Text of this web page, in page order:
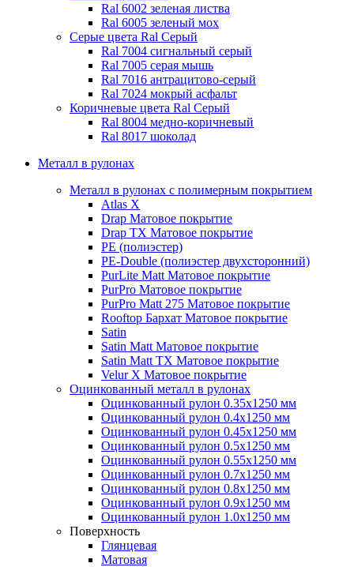
Ral 6002 зеленая листва
Ral 6005 зеленый мох
Серые цвета Ral Серый
Ral 7004 сигнальный серый
Ral 7005 серая мышь
Ral 7016 антрацитово-серый
Ral 7024 мокрый асфальт
Коричневые цвета Ral Серый
Ral 8004 медно-коричневый
Ral 8017 шоколад
Металл в рулонах
Металл в рулонах с полимерным покрытием
Atlas X
Drap Матовое покрытие
Drap TX Матовое покрытие
PE (полиэстер)
PE-Double (полиэстер двухсторонний)
PurLite Мatt Матовое покрытие
PurPro Матовое покрытие
PurPro Matt 275 Матовое покрытие
Rooftop Бархат Матовое покрытие
Satin
Satin Мatt Матовое покрытие
Satin Matt TX Матовое покрытие
Velur X Матовое покрытие
Оцинкованный металл в рулонах
Оцинкованный рулон 0.35х1250 мм
Оцинкованный рулон 0.4х1250 мм
Оцинкованный рулон 0.45х1250 мм
Оцинкованный рулон 0.5х1250 мм
Оцинкованный рулон 0.55х1250 мм
Оцинкованный рулон 0.7х1250 мм
Оцинкованный рулон 0.8х1250 мм
Оцинкованный рулон 0.9х1250 мм
Оцинкованный рулон 1.0х1250 мм
Поверхность
Глянцевая
Матовая